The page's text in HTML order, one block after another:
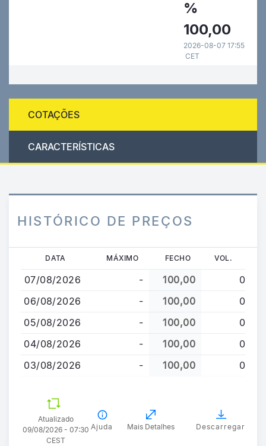
%
100,00
2026-08-07 17:55
CET
COTAÇÕES
CARACTERÍSTICAS
HISTÓRICO DE PREÇOS
Passar
o
conteúdo
DATA MÁXIMO FECHO VOL.
07/08/2026 - 100,00
0
06/08/2026
- 100,00
0
05/08/2026
- 100,00
0
04/08/2026
- 100,00
0
03/08/2026
- 100,00 0
Atualizado
09/08/2026 - 07:30
CEST
Ajuda Mais Detalhes Descarregar